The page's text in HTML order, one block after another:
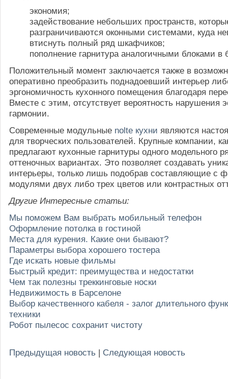
экономия;
задействование небольших пространств,
разграничиваются оконными системами, куда
втиснуть полный ряд шкафчиков;
пополнение гарнитура аналогичными блоками
Положительный момент заключается также в
оперативно преобразить поднадоевший интерьер
эргономичность кухонного помещения благодаря
Вместе с этим, отсутствует вероятность нарушения
гармонии.
Современные модульные nolte кухни являются
для творческих пользователей. Крупные компании,
предлагают кухонные гарнитуры одного модельного
оттеночных вариантах. Это позволяет создавать
интерьеры, только лишь подобрав составляющие с
модулями двух либо трех цветов или контрастных
Другие Интересные статьи:
Мы поможем Вам выбрать мобильный телефон
Оформление потолка в гостиной
Места для курения. Какие они бывают?
Параметры выбора хорошего тостера
Где искать новые фильмы
Быстрый кредит: преимущества и недостатки
Чем так полезны треккинговые носки
Недвижимость в Барселоне
Выбор качественного кабеля - залог длительного
техники
Робот пылесос сохранит чистоту
Предыдущая новость | Следующая новость